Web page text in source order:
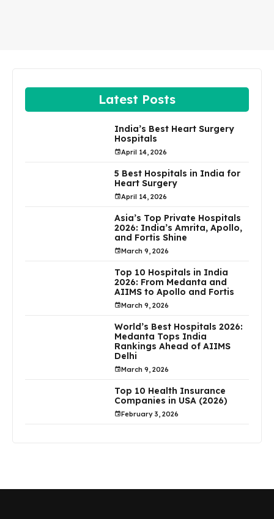
Latest Posts
India’s Best Heart Surgery
Hospitals
April 14, 2026
5 Best Hospitals in India for
Heart Surgery
April 14, 2026
Asia’s Top Private Hospitals
2026: India’s Amrita, Apollo,
and Fortis Shine
March 9, 2026
Top 10 Hospitals in India
2026: From Medanta and
AIIMS to Apollo and Fortis
March 9, 2026
World’s Best Hospitals 2026:
Medanta Tops India
Rankings Ahead of AIIMS
Delhi
March 9, 2026
Top 10 Health Insurance
Companies in USA (2026)
February 3, 2026